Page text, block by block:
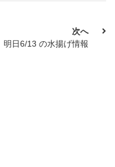
次へ
明日6/13 の水揚げ情報